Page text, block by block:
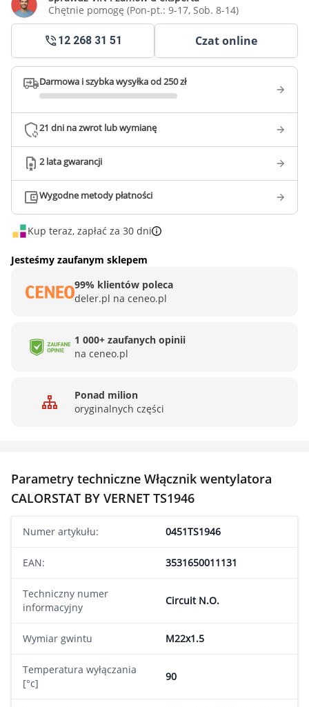
Chętnie pomogę (Pon-pt.: 9-17, Sob. 8-14)
12 268 31 51 Czat online
Darmowa i szybka wysyłka od 250 zł
21 dni na zwrot lub wymianę
2 lata gwarancji
Wygodne metody płatności
Kup teraz, zapłać za 30 dni
Jesteśmy zaufanym sklepem
99% klientów poleca
deler.pl na ceneo.pl
1 000+ zaufanych opinii
na ceneo.pl
Ponad milion
oryginalnych części
Parametry techniczne Włącznik wentylatora
CALORSTAT BY VERNET TS1946
Numer artykułu: 0451TS1946
EAN: 3531650011131
Techniczny numer
informacyjny
Circuit N.O.
Wymiar gwintu M22x1.5
Temperatura wyłączania
[°c]
90